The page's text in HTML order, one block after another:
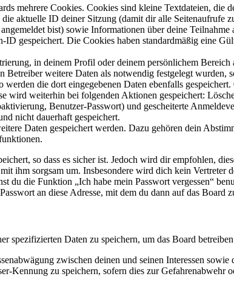
mehrere Cookies. Cookies sind kleine Textdateien, die
aktuelle ID deiner Sitzung (damit dir alle Seitenaufrufe
bist) sowie Informationen über deine
gespeichert. Die Cookies haben standardmäßig eine
in deinem Profil oder deinem persönlichem
weitere Daten als notwendig festgelegt wurden,
die dort eingegebenen Daten ebenfalls
wird weiterhin bei folgenden Aktionen gespeichert:
Benutzer-Passwort) und gescheiterte
nicht dauerhaft gespeichert.
Daten gespeichert werden. Dazu gehören dein
so dass es sicher ist. Jedoch wird dir empfohlen,
ihm sorgsam um. Insbesondere wird dich kein
du die Funktion „Ich habe mein Passwort vergessen“
an diese Adresse, mit dem du dann auf das Board
spezifizierten Daten zu speichern, um das Board
zwischen deinen und seinen Interessen
Kennung zu speichern, sofern dies zur Gefahrenabwehr